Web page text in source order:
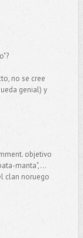
no se cree
genial) y
objetivo
manta",...
clan noruego